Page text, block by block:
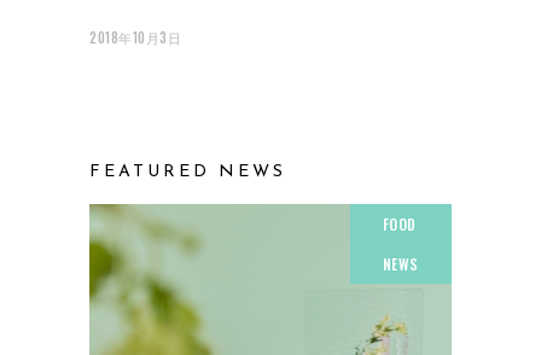
2018年10月3日
FEATURED NEWS
FOOD
NEWS